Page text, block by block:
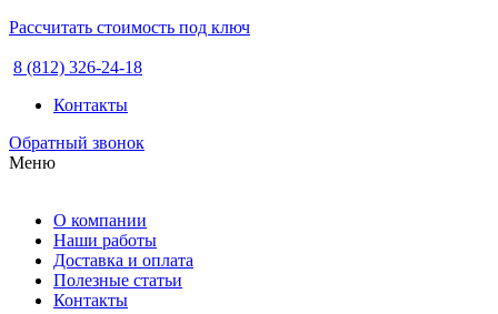
Рассчитать стоимость под ключ
8 (812) 326-24-18
Контакты
Обратный звонок
Меню
О компании
Наши работы
Доставка и оплата
Полезные статьи
Контакты